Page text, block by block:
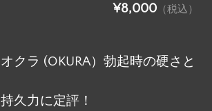
¥8,000 （税込）
オクラ (OKURA）勃起時の硬さと
持久力に定評！